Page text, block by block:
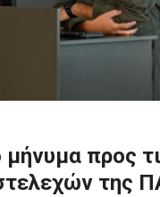
μήνυμα προς
της